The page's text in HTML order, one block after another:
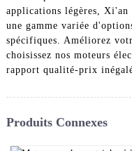
applications légères,
une gamme variée
spécifiques. Améliorez
choisissez nos moteurs
rapport qualité-prix
Produits Connexes